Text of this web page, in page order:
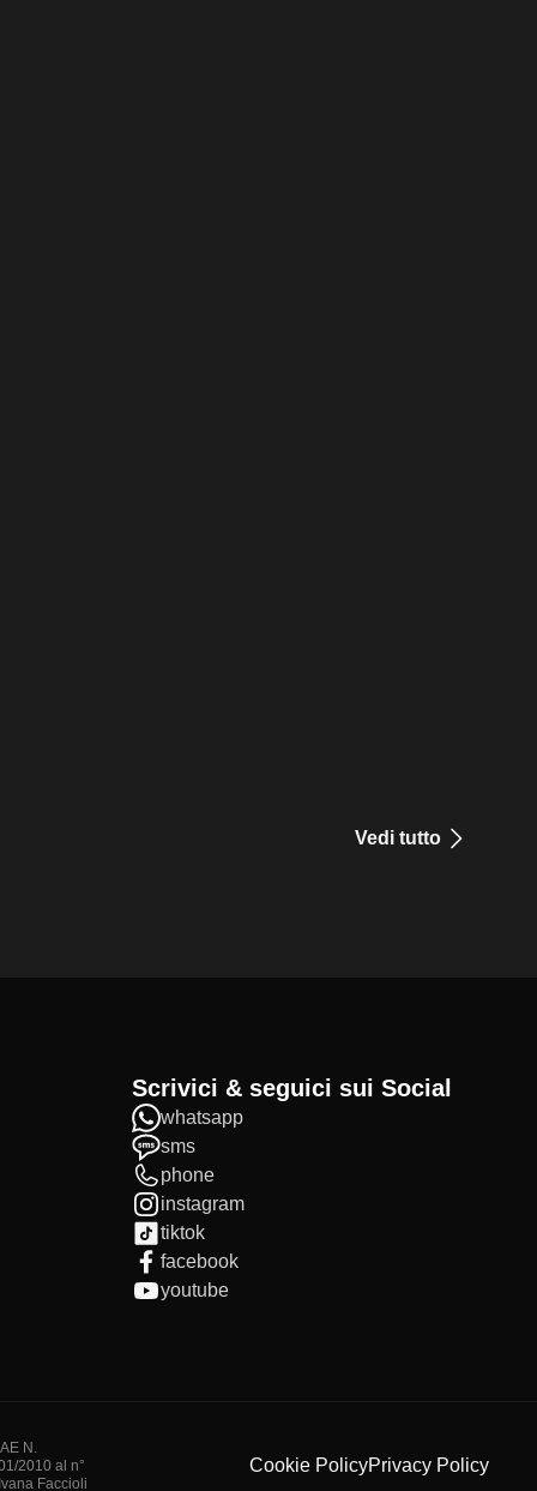
Vedi tutto
Scrivici & seguici sui Social
whatsapp
sms
phone
instagram
tiktok
facebook
youtube
N.
2010 al n°
Faccioli
Cookie PolicyPrivacy Policy